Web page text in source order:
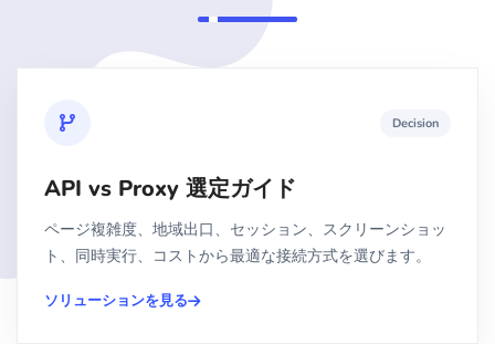
Decision
API vs Proxy 選定ガイド
ページ複雑度、地域出口、セッション、スクリーンショッ
ト、同時実行、コストから最適な接続方式を選びます。
ソリューションを見る